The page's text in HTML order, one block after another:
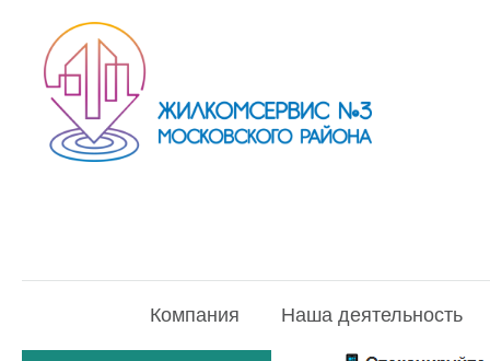
Компания Наша деятельность